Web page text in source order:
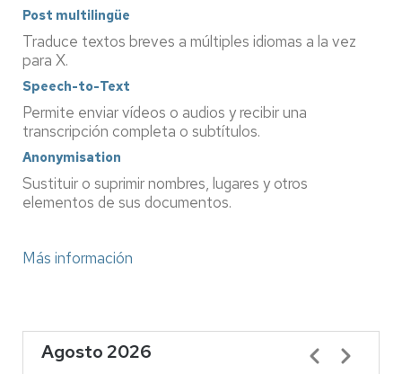
Post multilingüe
Traduce textos breves a múltiples idiomas a la vez
para X.
Speech-to-Text
Permite enviar vídeos o audios y recibir una
transcripción completa o subtítulos.
Anonymisation
Sustituir o suprimir nombres, lugares y otros
elementos de sus documentos.
Más información
Agosto 2026 Paginación